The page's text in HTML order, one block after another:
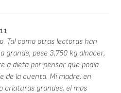
Tal como otras lectoras han
grande, pese 3,750 kg alnacer,
a dieta por pensar que podia
de la cuenta. Mi madre, en
criaturas grandes, el mas